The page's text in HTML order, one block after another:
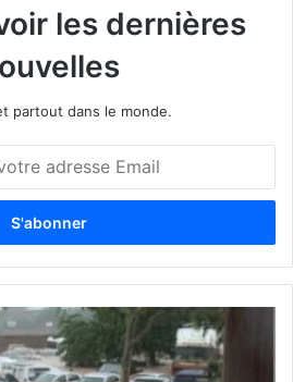
les dernières
partout dans le monde.